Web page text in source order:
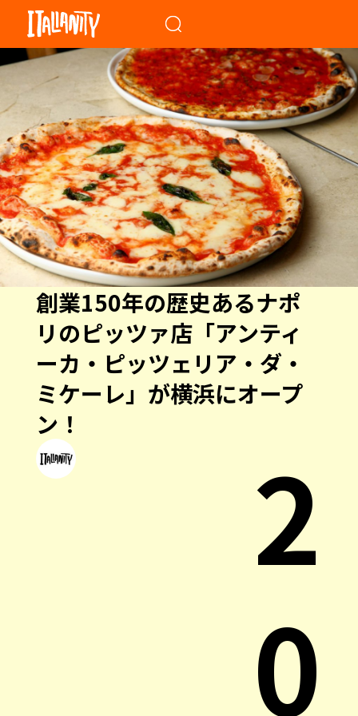
創業150年の歴史あるナポ
リのピッツァ店「アンティ
ーカ・ピッツェリア・ダ・
ミケーレ」が横浜にオープ
ン！
2
0